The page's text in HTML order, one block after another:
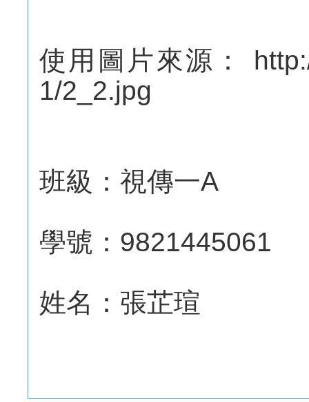
使用圖片來源：
1/2_2.jpg
班級：視傳一A
學號：9821445061
姓名：張芷瑄